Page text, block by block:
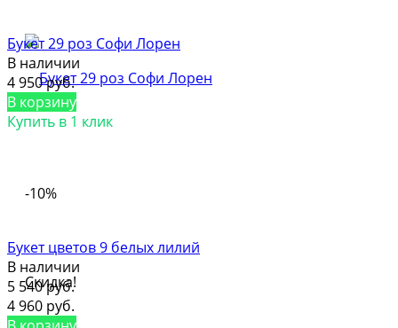
Букет 29 роз Софи Лорен
В наличии
4 950 руб.
В корзину
Купить в 1 клик
-10%
Скидка!
Букет цветов 9 белых лилий
В наличии
5 540 руб.
4 960 руб.